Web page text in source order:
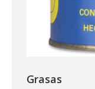
Grasas